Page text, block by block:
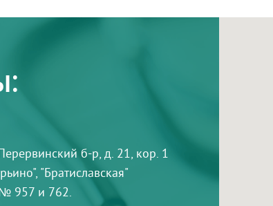
б-р, д. 21, кор. 1
"Братиславская"
957 и 762.